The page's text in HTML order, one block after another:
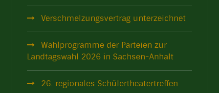
Verschmelzungsvertrag unterzeichnet
Wahlprogramme der Parteien zur
Landtagswahl 2026 in Sachsen-Anhalt
26. regionales Schülertheatertreffen